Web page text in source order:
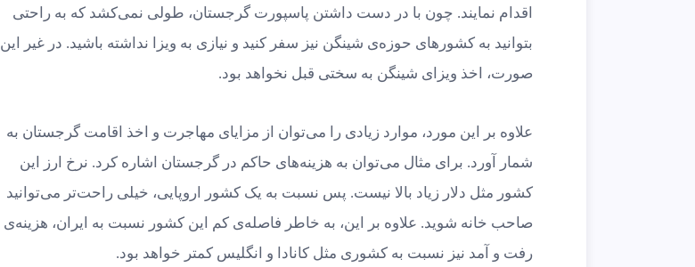
اقدام نمایند. چون با در دست داشتن پاسپورت گرجستان، طولی نمی‌کشد که به راحتی
بتوانید به کشورهای حوزه‌ی شینگن نیز سفر کنید و نیازی به ویزا نداشته باشید. در غیر این
صورت، اخذ ویزای شینگن به سختی قبل نخواهد بود.
علاوه بر این مورد، موارد زیادی را می‌توان از مزایای مهاجرت و اخذ اقامت گرجستان به
شمار آورد. برای مثال می‌توان به هزینه‌های حاکم در گرجستان اشاره کرد. نرخ ارز این
کشور مثل دلار زیاد بالا نیست. پس نسبت به یک کشور اروپایی، خیلی راحت‌تر می‌توانید
صاحب خانه شوید. علاوه بر این، به خاطر فاصله‌ی کم این کشور نسبت به ایران، هزینه‌ی
رفت و آمد نیز نسبت به کشوری مثل کانادا و انگلیس کمتر خواهد بود.